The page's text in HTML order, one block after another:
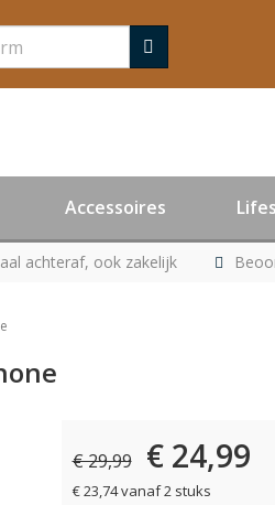
Accessoires
achteraf, ook zakelijk
€ 29,99 € 24,99
€ 23,74 vanaf 2 stuks